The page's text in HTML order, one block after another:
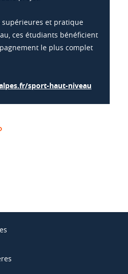
supérieures et pratique
ces étudiants bénéficient
le plus complet
sport-haut-niveau
Facebook
sur LinkedIn